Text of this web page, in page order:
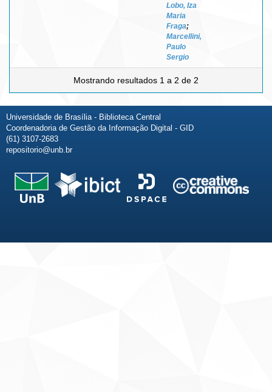
Lobo, Iza
Maria
Fraga;
Marcellini,
Paulo
Sergio
Mostrando resultados 1 a 2 de 2
Universidade de Brasília - Biblioteca Central
Coordenadoria de Gestão da Informação Digital - GID
(61) 3107-2683
repositorio@unb.br